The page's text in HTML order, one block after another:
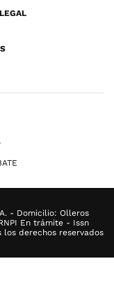
- Domicilio: Olleros
En trámite - Issn
los derechos reservados